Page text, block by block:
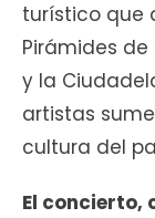
turístico que
Pirámides de
y la
artistas
cultura del
El concierto,